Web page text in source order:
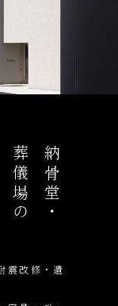
納骨堂・
葬儀場の
震改修・遺